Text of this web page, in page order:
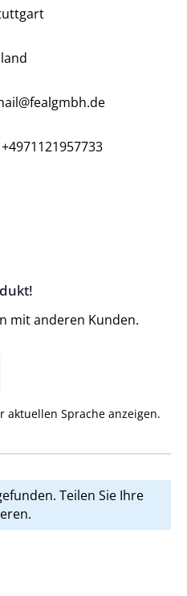
von 0 von 5 Sternen
mit anderen Kunden.
aktuellen Sprache anzeigen.
Teilen Sie Ihre